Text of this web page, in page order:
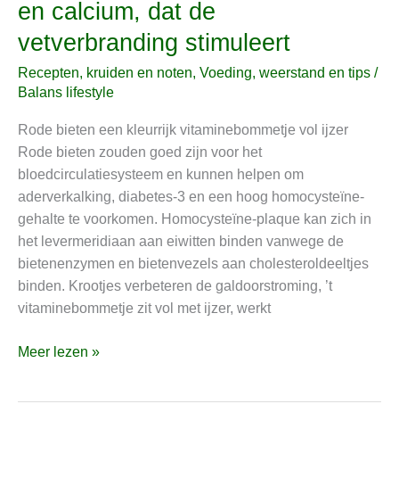
en calcium, dat de
vetverbranding stimuleert
Recepten, kruiden en noten, Voeding, weerstand en tips /
Balans lifestyle
Rode bieten een kleurrijk vitaminebommetje vol ijzer
Rode bieten zouden goed zijn voor het
bloedcirculatiesysteem en kunnen helpen om
aderverkalking, diabetes-3 en een hoog homocysteïne-
gehalte te voorkomen. Homocysteïne-plaque kan zich in
het levermeridiaan aan eiwitten binden vanwege de
bietenenzymen en bietenvezels aan cholesteroldeeltjes
binden. Krootjes verbeteren de galdoorstroming, ’t
vitaminebommetje zit vol met ijzer, werkt
het
kleurrijke
vitaminebommetje
vol
met
ijzer
en
calcium,
dat
vetverbranding
stimuleert
Meer lezen »